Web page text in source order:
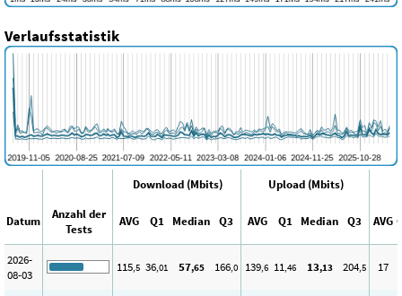
Verlaufsstatistik
Download (Mbits) Upload (Mbits)
Datum
Anzahl der
Tests
AVG Q1 Median Q3 AVG Q1 Median Q3 AVG
2026-
08-03
115,5 36,01 57,65 166,0 139,6 11,46 13,13 204,5 17